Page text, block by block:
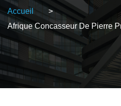
Accueil
>
Afrique Concasseur De Pierre